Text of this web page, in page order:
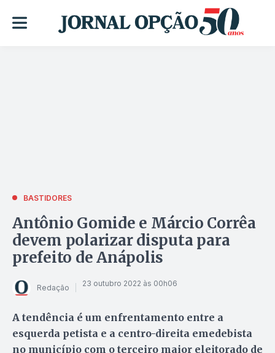
BASTIDORES
Antônio Gomide e Márcio Corrêa
devem polarizar disputa para
prefeito de Anápolis
Redação 23 outubro 2022 às 00h06
A tendência é um enfrentamento entre a
esquerda petista e a centro-direita emedebista
no município com o terceiro maior eleitorado de